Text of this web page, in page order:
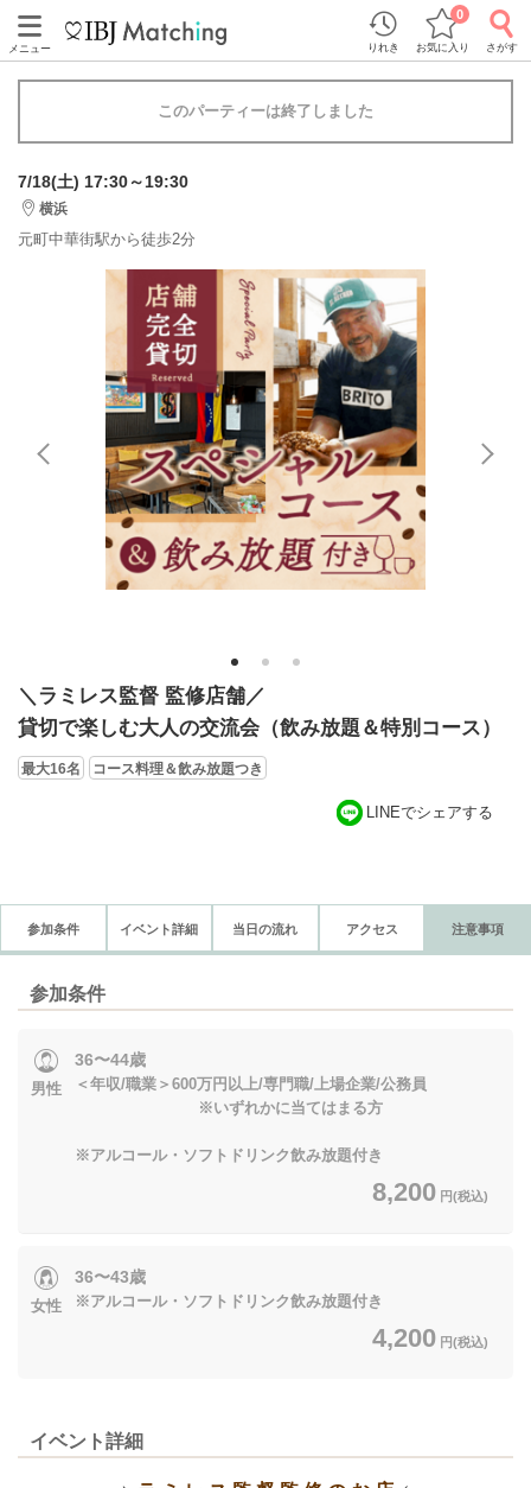
メニュー りれき お気に入り
0
さがす
このパーティーは終了しました
7/18(土) 17:30～19:30
横浜
元町中華街駅から徒歩2分
1 2 3
＼ラミレス監督 監修店舗／
貸切で楽しむ大人の交流会（飲み放題＆特別コース）
最大16名 コース料理＆飲み放題つき
LINEでシェアする
参加条件 イベント詳細 当日の流れ アクセス 注意事項
参加条件
男性
36〜44歳
＜年収/職業＞600万円以上/専門職/上場企業/公務員
※いずれかに当てはまる方
※アルコール・ソフトドリンク飲み放題付き
8,200 円(税込)
女性
36〜43歳
※アルコール・ソフトドリンク飲み放題付き
4,200 円(税込)
イベント詳細